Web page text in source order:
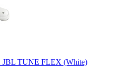
JBL TUNE FLEX (White)